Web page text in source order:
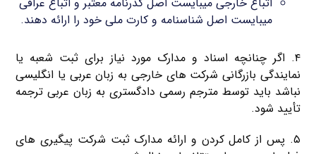
میبایست اصل شناسنامه و کارت ملی خود را ارائه دهند.
۴. اگر چنانچه اسناد و مدارک مورد نیاز برای ثبت شعبه یا
نمایندگی بازرگانی شرکت های خارجی به زبان عربی یا انگلیسی
نباشد باید توسط مترجم رسمی دادگستری به زبان عربی ترجمه
تأیید شود.
۵. پس از کامل کردن و ارائه مدارک ثبت شرکت پیگیری های